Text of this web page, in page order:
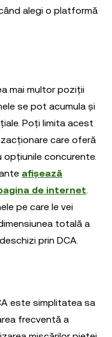
alegi o platformă
mai multor poziții
se pot acumula și
Poți limita acest
care oferă
opțiunile concurente.
afișează
de internet.
pe care le vei
totală a
prin DCA.
este simplitatea sa
frecventă a